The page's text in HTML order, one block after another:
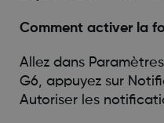
Comment activer la
Allez dans
G6, appuyez sur
Autoriser les